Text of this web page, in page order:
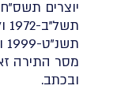
מסר התירה
ובכתב.